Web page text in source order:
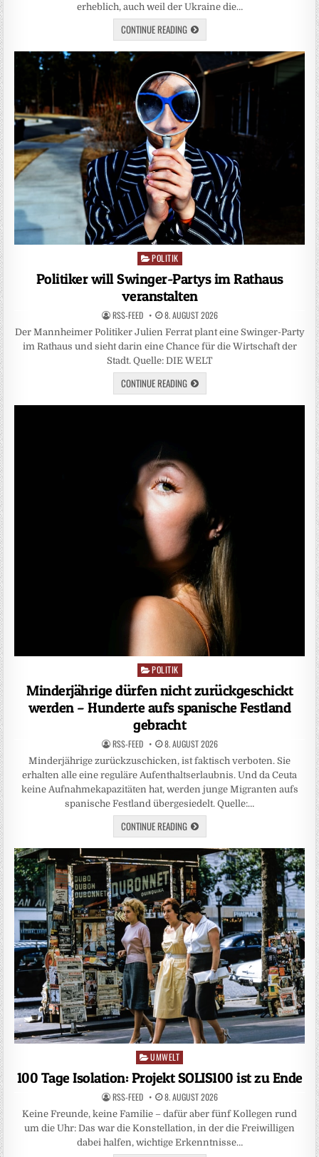
erheblich, auch weil der Ukraine die…
CONTINUE READING
Posted
in
POLITIK
Politiker will Swinger-Partys im Rathaus
veranstalten
RSS-FEED 8. AUGUST 2026
Der Mannheimer Politiker Julien Ferrat plant eine Swinger-Party
im Rathaus und sieht darin eine Chance für die Wirtschaft der
Stadt. Quelle: DIE WELT
CONTINUE READING
Posted
in
POLITIK
Minderjährige dürfen nicht zurückgeschickt
werden – Hunderte aufs spanische Festland
gebracht
RSS-FEED 8. AUGUST 2026
Minderjährige zurückzuschicken, ist faktisch verboten. Sie
erhalten alle eine reguläre Aufenthaltserlaubnis. Und da Ceuta
keine Aufnahmekapazitäten hat, werden junge Migranten aufs
spanische Festland übergesiedelt. Quelle:…
CONTINUE READING
Posted
in
UMWELT
100 Tage Isolation: Projekt SOLIS100 ist zu Ende
RSS-FEED 8. AUGUST 2026
Keine Freunde, keine Familie – dafür aber fünf Kollegen rund
um die Uhr: Das war die Konstellation, in der die Freiwilligen
dabei halfen, wichtige Erkenntnisse…